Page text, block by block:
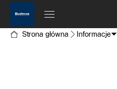
Strona główna Informacje